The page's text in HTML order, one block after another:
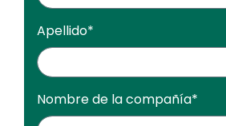
Apellido*
Nombre de la compañía*